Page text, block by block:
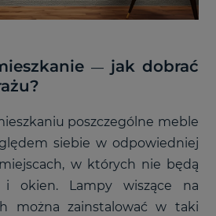
— jak dobrać
poszczególne meble
siebie w odpowiedniej
w których nie będą
i okien. Lampy wiszące na
można zainstalować w taki